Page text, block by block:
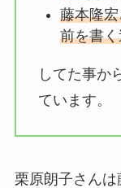
藤本隆
前を書
してた事か
ています。
栗原朗子さん